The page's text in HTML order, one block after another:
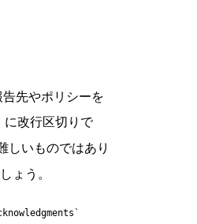
先やポリシーを
に改行区切りで
しいものではあり
ょう。